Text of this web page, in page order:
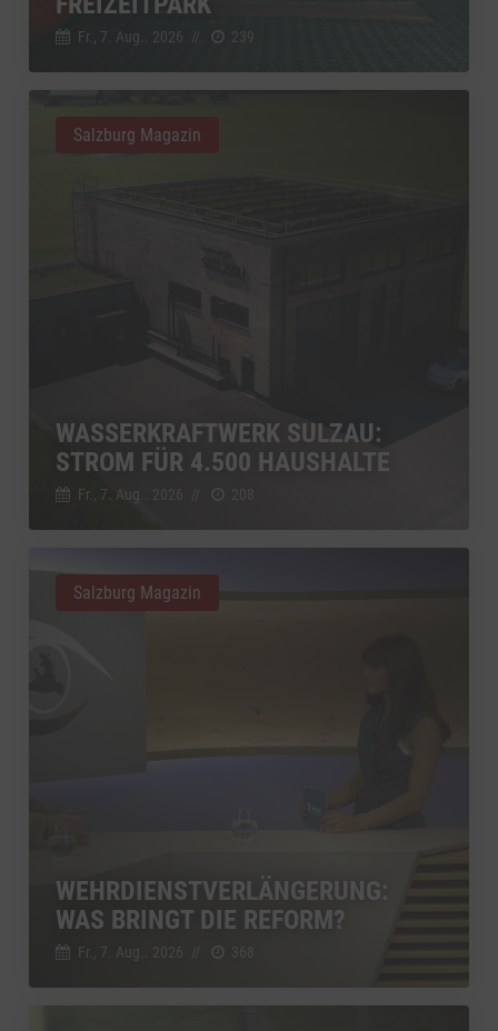
Fr., 7. Aug.. 2026 // 239
WASSERKRAFTWERK SULZAU:
STROM FÜR 4.500 HAUSHALTE
Fr., 7. Aug.. 2026
Salzburg Magazin
WEHRDIENSTVERLÄNGERUNG:
WAS BRINGT DIE REFORM?
Fr., 7. Aug.. 2026
Salzburg Magazin